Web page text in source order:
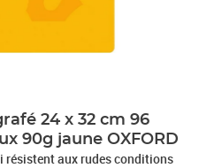
24 x 32 cm 96
90g jaune OXFORD
résistent aux rudes conditions